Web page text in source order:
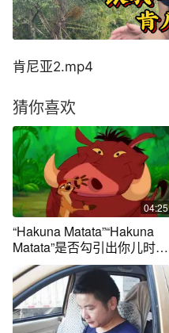
肯尼亚2.mp4
猜你喜欢
04:25
“Hakuna Matata”“Hakuna
Matata”是否勾引出你儿时的
回忆